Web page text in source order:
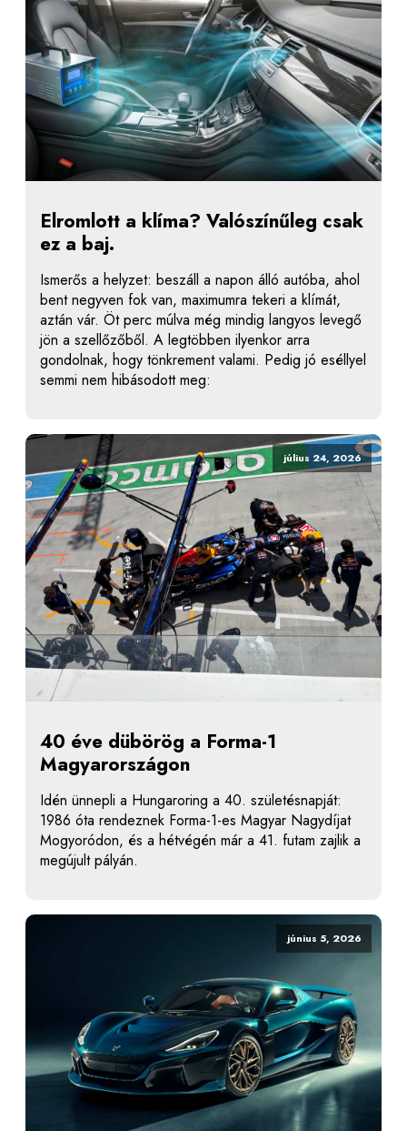
Elromlott a klíma? Valószínűleg csak
ez a baj.
Ismerős a helyzet: beszáll a napon álló autóba, ahol
bent negyven fok van, maximumra tekeri a klímát,
aztán vár. Öt perc múlva még mindig langyos levegő
jön a szellőzőből. A legtöbben ilyenkor arra
gondolnak, hogy tönkrement valami. Pedig jó eséllyel
semmi nem hibásodott meg:
július 24, 2026
40 éve dübörög a Forma-1
Magyarországon
Idén ünnepli a Hungaroring a 40. születésnapját:
1986 óta rendeznek Forma-1-es Magyar Nagydíjat
Mogyoródon, és a hétvégén már a 41. futam zajlik a
megújult pályán.
június 5, 2026